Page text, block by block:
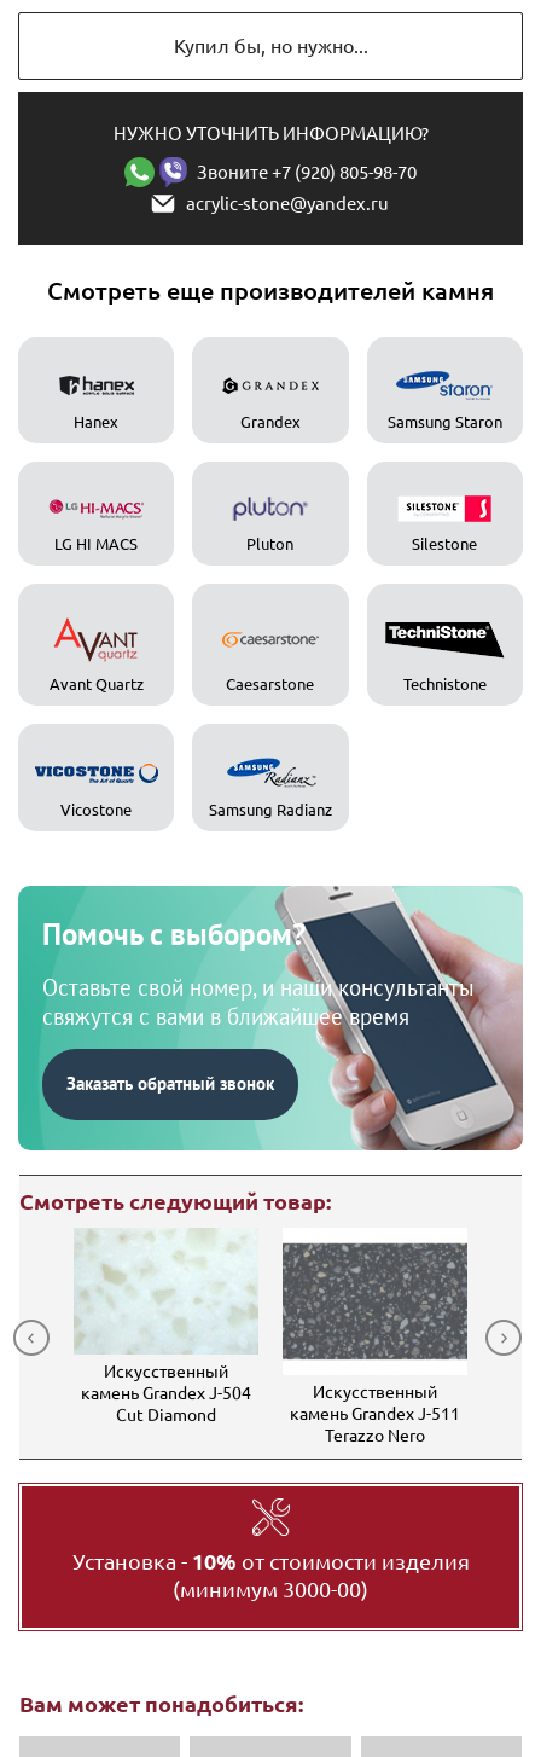
Купил бы, но нужно...
НУЖНО УТОЧНИТЬ ИНФОРМАЦИЮ?
Звоните +7 (920) 805-98-70
acrylic-stone@yandex.ru
Смотреть еще производителей камня
Hanex Grandex Samsung Staron
LG HI MACS Pluton Silestone
Avant Quartz Caesarstone Technistone
Vicostone Samsung Radianz
Помочь с выбором?
Оставьте свой номер, и наши консультанты
свяжутся с вами в ближайшее время
Заказать обратный звонок
Смотреть следующий товар:
Искусственный
камень Grandex J-504
Cut Diamond
Искусственный
камень Grandex J-511
Terazzo Nero
Установка - 10% от стоимости изделия
(минимум 3000-00)
Вам может понадобиться: